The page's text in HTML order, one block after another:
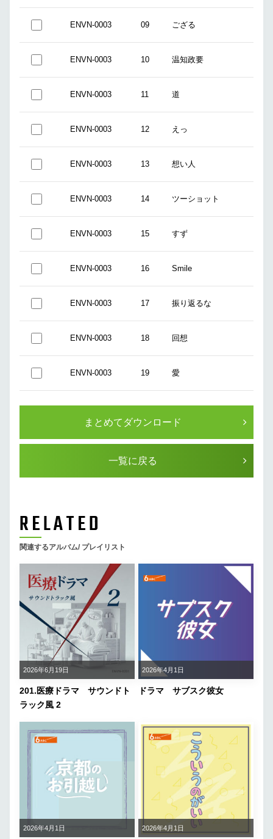
ENVN-0003 09 ござる
ENVN-0003 10 温知政要
ENVN-0003 11 道
ENVN-0003 12 えっ
ENVN-0003 13 想い人
ENVN-0003 14 ツーショット
ENVN-0003 15 すず
ENVN-0003 16 Smile
ENVN-0003 17 振り返るな
ENVN-0003 18 回想
ENVN-0003 19 愛
まとめてダウンロード
一覧に戻る
RELATED
関連するアルバム/ プレイリスト
2026年6月19日
201.医療ドラマ サウンドト
ラック風 2
2026年4月1日
ドラマ サブスク彼女
2026年4月1日 2026年4月1日